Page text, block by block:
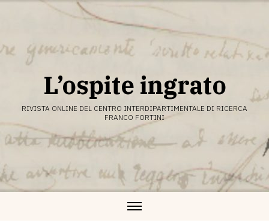
L’ospite ingrato
RIVISTA ONLINE DEL CENTRO INTERDIPARTIMENTALE DI RICERCA
FRANCO FORTINI